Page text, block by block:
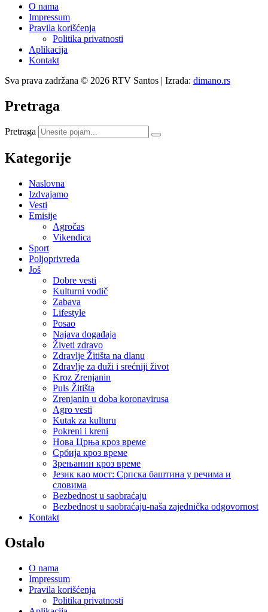
O nama
Impressum
Pravila korišćenja
Politika privatnosti
Aplikacija
Kontakt
Sva prava zadržana © 2026 RTV Santos | Izrada: dimano.rs
Pretraga
Pretraga
Kategorije
Naslovna
Izdvajamo
Vesti
Emisije
Agročas
Vikendica
Sport
Poljoprivreda
Još
Dobre vesti
Kulturni vodič
Zabava
Lifestyle
Posao
Najava događaja
Živeti zdravo
Zdravlje Žitišta na dlanu
Zdravlje za duži i srećniji život
Kroz Zrenjanin
Puls Žitišta
Zrenjanin u doba koronavirusa
Agro vesti
Kutak za kulturu
Pokreni i kreni
Нова Црња кроз време
Србија кроз време
Зрењанин кроз време
Језик као мост: Српска баштина у речима и
словима
Bezbednost u saobraćaju
Bezbednost u saobraćaju-naša zajednička odgovornost
Kontakt
Ostalo
O nama
Impressum
Pravila korišćenja
Politika privatnosti